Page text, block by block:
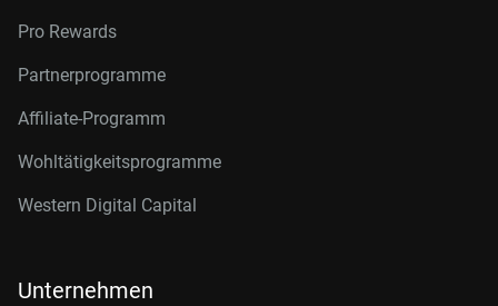
Pro Rewards
Partnerprogramme
Affiliate-Programm
Wohltätigkeitsprogramme
Western Digital Capital
Unternehmen